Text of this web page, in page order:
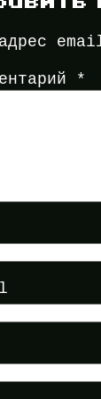
*